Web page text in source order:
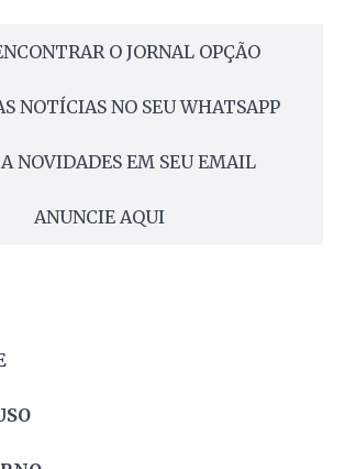
O JORNAL OPÇÃO
NOTÍCIAS NO SEU WHATSAPP
NOVIDADES EM SEU EMAIL
ANUNCIE AQUI